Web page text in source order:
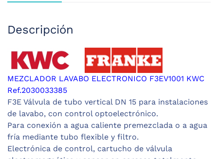
Descripción
MEZCLADOR LAVABO ELECTRONICO F3EV1001 KWC
Ref.2030033385
F3E Válvula de tubo vertical DN 15 para instalaciones
de lavabo, con control optoelectrónico.
Para conexión a agua caliente premezclada o a agua
fría mediante tubo flexible y filtro.
Electrónica de control, cartucho de válvula